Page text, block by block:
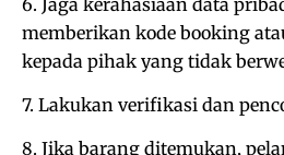
memberikan kode booking
kepada pihak yang tidak
7. Lakukan verifikasi dan
8. Jika barang ditemukan,